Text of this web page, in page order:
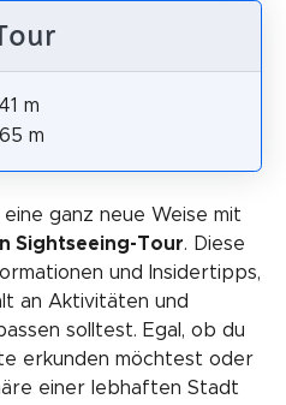
41 m
65 m
ganz neue Weise mit
Sightseeing-Tour. Diese
und Insidertipps,
an Aktivitäten und
solltest. Egal, ob du
erkunden möchtest oder
einer lebhaften Stadt